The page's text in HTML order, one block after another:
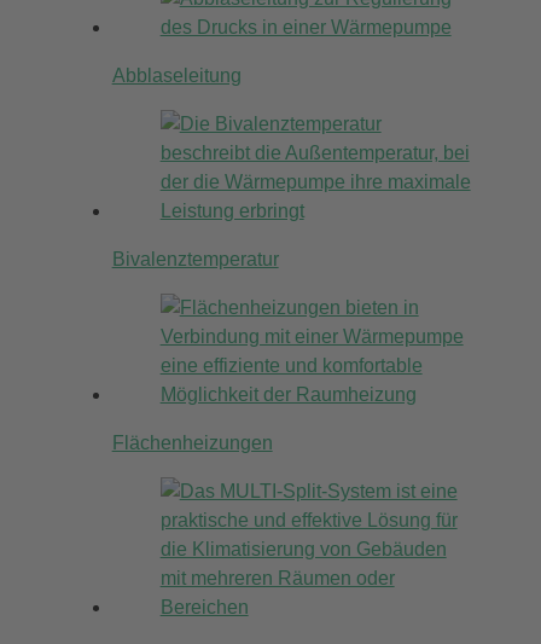
Abblaseleitung
Bivalenztemperatur
Flächenheizungen